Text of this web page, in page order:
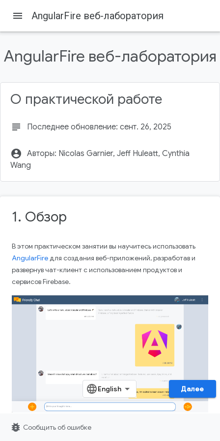
Содержание
Создайте проект Firebase.
Добавьте веб-приложение Firebase в проект.
Настройка продуктов Firebase
menu AngularFire веб-лаборатория
AngularFire веб-лаборатория
О практической работе
subject Последнее обновление: сент. 26, 2025
account_circle Авторы: Nicolas Garnier, Jeff Huleatt, Cynthia
Wang
1. Обзор
В этом практическом занятии вы научитесь использовать
AngularFireдля создания веб-приложений, разработав и
развернув чат-клиент с использованием продуктов и
сервисов Firebase.
Что вы узнаете
Далее
bug_report Сообщить об ошибке